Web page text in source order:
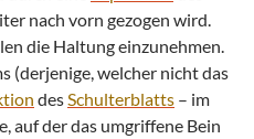
nach vorn gezogen wird.
die Haltung einzunehmen.
(derjenige, welcher nicht das
des Schulterblatts – im
auf der das umgriffene Bein